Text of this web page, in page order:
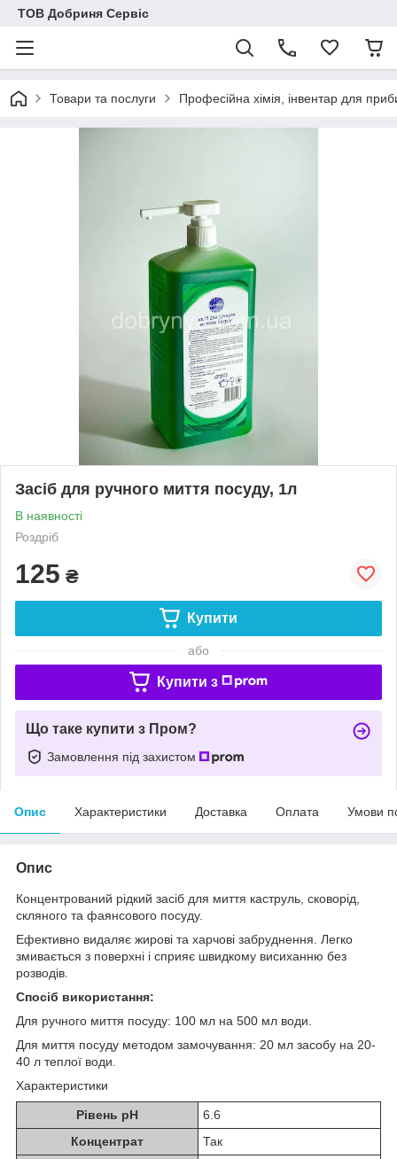
ТОВ Добриня Сервіс
Товари та послуги Професійна хімія, інвентар для
Засіб для ручного миття посуду, 1л
В наявності
Роздріб
125 ₴
Купити
або
Купити з
Що таке купити з Пром?
Замовлення під захистом
Опис Характеристики Доставка Оплата Умови
Опис
Концентрований рідкий засіб для миття каструль, сковорід,
скляного та фаянсового посуду.
Ефективно видаляє жирові та харчові забруднення. Легко
змивається з поверхні і сприяє швидкому висиханню без
розводів.
Спосіб використання:
Для ручного миття посуду: 100 мл на 500 мл води.
Для миття посуду методом замочування: 20 мл засобу на 20-
40 л теплої води.
Характеристики
Рівень рН
6.6
Концентрат
Так